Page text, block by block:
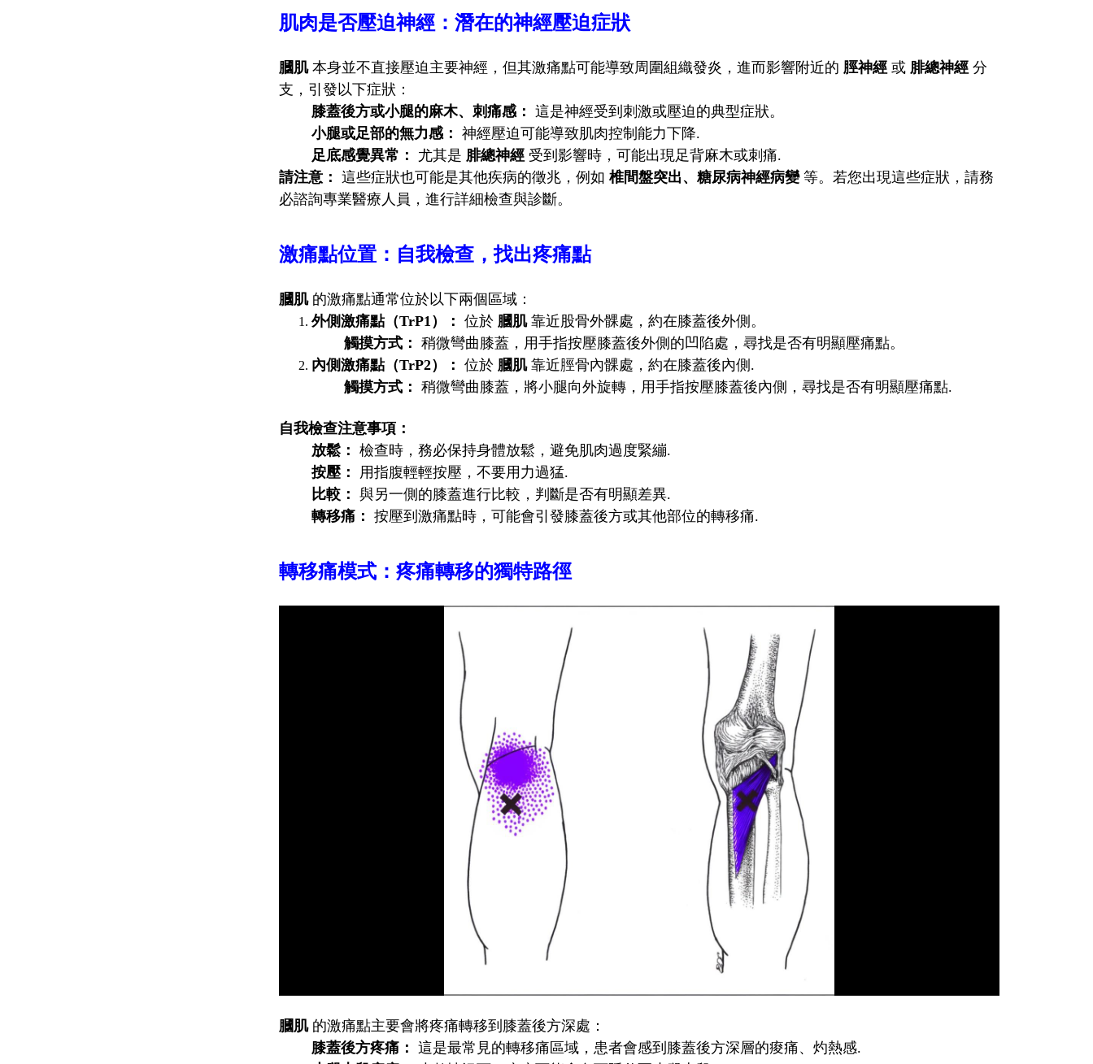
肌肉是否壓迫神經：潛在的神經壓迫症狀
膕肌本身並不直接壓迫主要神經，但其激痛點可能導致周圍組織發炎，進而影響附近的 脛神經 或 腓總神經 分
支，引發以下症狀：
膝蓋後方或小腿的麻木、刺痛感： 這是神經受到刺激或壓迫的典型症狀。
小腿或足部的無力感： 神經壓迫可能導致肌肉控制能力下降.
足底感覺異常：
尤其是 腓總神經 受到影響時，可能出現足背麻木或刺痛.
請注意： 這些症狀也可能是其他疾病的徵兆，例如 椎間盤突出、糖尿病神經病變等。若您出現這些症狀，請務
必諮詢專業醫療人員，進行詳細檢查與診斷。
激痛點位置：自我檢查，找出疼痛點
膕肌的激痛點通常位於以下兩個區域：
外側激痛點（TrP1）： 位於 膕肌靠近股骨外髁處，約在膝蓋後外側。
觸摸方式： 稍微彎曲膝蓋，用手指按壓膝蓋後外側的凹陷處，尋找是否有明顯壓痛點。
內側激痛點（TrP2）： 位於 膕肌靠近脛骨內髁處，約在膝蓋後內側.
觸摸方式： 稍微彎曲膝蓋，將小腿向外旋轉，用手指按壓膝蓋後內側，尋找是否有明顯壓痛點.
自我檢查注意事項：
放鬆： 檢查時，務必保持身體放鬆，避免肌肉過度緊繃.
按壓：
用指腹輕輕按壓，不要用力過猛.
比較： 與另一側的膝蓋進行比較，判斷是否有明顯差異.
轉移痛： 按壓到激痛點時，可能會引發膝蓋後方或其他部位的轉移痛.
轉移痛模式：疼痛轉移的獨特路徑
膕肌的激痛點主要會將疼痛轉移到膝蓋後方深處：
膝蓋後方疼痛： 這是最常見的轉移痛區域，患者會感到膝蓋後方深層的痠痛、灼熱感.